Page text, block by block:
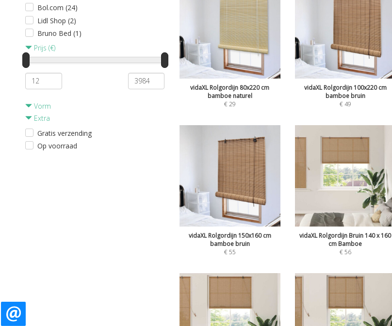
Bol.com (24)
Lidl Shop (2)
Bruno Bed (1)
Prijs (€)
Vorm
Extra
Gratis verzending
Op voorraad
vidaXL Rolgordijn 80x220 cm
bamboe naturel
€29
vidaXL Rolgordijn 100x220 cm
bamboe bruin
€49
vidaXL Rolgordijn 150x160 cm
bamboe bruin
€55
vidaXL Rolgordijn Bruin 140 x 160
cm Bamboe
€56